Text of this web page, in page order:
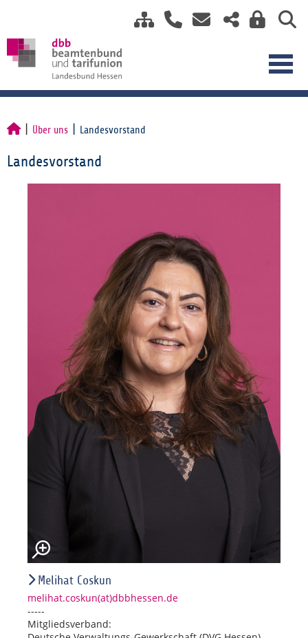
Über uns Landesvorstand
Landesvorstand
Melihat Coskun
melihat.coskun(at)dbbhessen.de
-----
Mitgliedsverband: